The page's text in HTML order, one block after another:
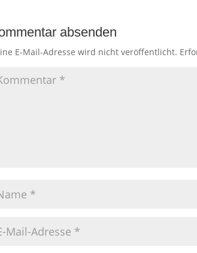
absenden
E-Mail-Adresse wird nicht veröffentlicht.